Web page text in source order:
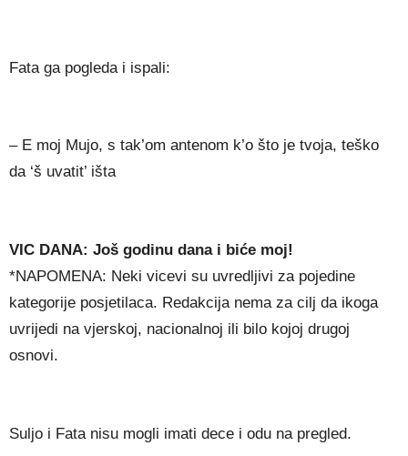
Fata ga pogleda i ispali:
– E moj Mujo, s tak’om antenom k’o što je tvoja, teško
da ‘š uvatit’ išta
VIC DANA: Još godinu dana i biće moj!
*NAPOMENA: Neki vicevi su uvredljivi za pojedine
kategorije posjetilaca. Redakcija nema za cilj da ikoga
uvrijedi na vjerskoj, nacionalnoj ili bilo kojoj drugoj
osnovi.
Suljo i Fata nisu mogli imati dece i odu na pregled.